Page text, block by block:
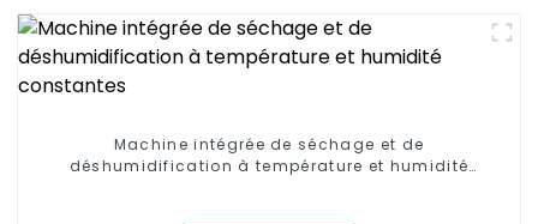
Machine intégrée de séchage et de
déshumidification à température et humidité